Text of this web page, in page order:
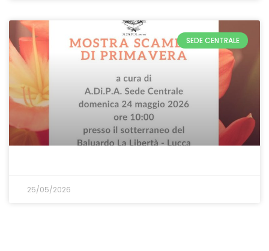
SEDE CENTRALE
25/05/2026